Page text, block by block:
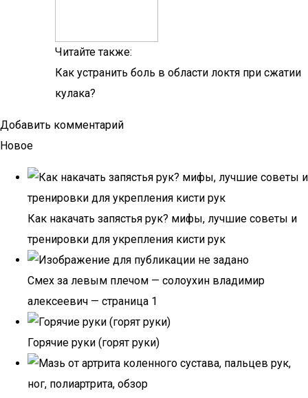
Читайте также:
Как устранить боль в области локтя при сжатии
кулака?
Добавить комментарий
Новое
Как накачать запястья рук? мифы, лучшие советы и
тренировки для укрепления кисти рук
Смех за левым плечом — солоухин владимир
алексеевич — страница 1
Горячие руки (горят руки)